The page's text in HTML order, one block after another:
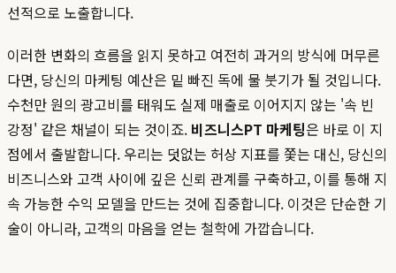
선적으로 노출합니다.
이러한 변화의 흐름을 읽지 못하고 여전히 과거의 방식에 머무른
다면, 당신의 마케팅 예산은 밑 빠진 독에 물 붓기가 될 것입니다.
수천만 원의 광고비를 태워도 실제 매출로 이어지지 않는 '속 빈
강정' 같은 채널이 되는 것이죠. 비즈니스PT 마케팅은 바로 이 지
점에서 출발합니다. 우리는 덧없는 허상 지표를 쫓는 대신, 당신의
비즈니스와 고객 사이에 깊은 신뢰 관계를 구축하고, 이를 통해 지
속 가능한 수익 모델을 만드는 것에 집중합니다. 이것은 단순한 기
술이 아니라, 고객의 마음을 얻는 철학에 가깝습니다.